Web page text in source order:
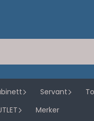
Servant
Merker